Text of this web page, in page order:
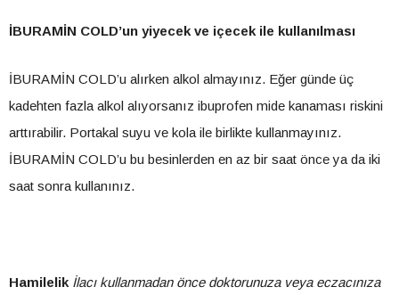
İBURAMİN COLD’un yiyecek ve içecek ile kullanılması
İBURAMİN COLD’u alırken alkol almayınız. Eğer günde üç
kadehten fazla alkol alıyorsanız ibuprofen mide kanaması riskini
arttırabilir. Portakal suyu ve kola ile birlikte kullanmayınız.
İBURAMİN COLD’u bu besinlerden en az bir saat önce ya da iki
saat sonra kullanınız.
Hamilelik İlacı kullanmadan önce doktorunuza veya eczacınıza